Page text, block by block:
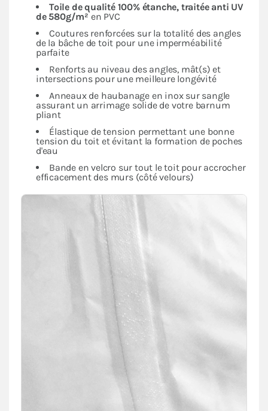
Toile de qualité 100% étanche, traitée anti UV
de 580g/m²en PVC
Coutures renforcées sur la totalité des angles
de la bâche de toit pour une imperméabilité
parfaite
Renforts au niveau des angles, mât(s) et
intersections pour une meilleure longévité
Anneaux de haubanage en inox sur sangle
assurant un arrimage solide de votre barnum
pliant
Élastique de tension permettant une bonne
tension du toit et évitant la formation de poches
d'eau
Bande en velcro sur tout le toit pour accrocher
efficacement des murs (côté velours)